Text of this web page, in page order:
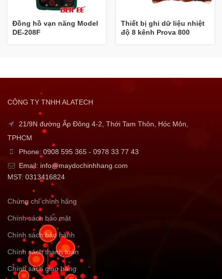
Đồng hồ vạn năng Model
DE-208F
Thiết bị ghi dữ liệu nhiệt
độ 8 kênh Prova 800
CÔNG TY TNHH ALATECH
21/9N đường Ấp Đông 4-2, Thới Tam Thôn, Hóc Môn,
TPHCM
Phone: 0908 595 365 - 0978 33 77 43
Email: info@maydochinhhang.com
MST: 0313416824
Chứng chỉ chính hãng
Chính sách bảo mật
Chính sách bảo hành
Chính sách thanh toán
Chính sách giao hàng